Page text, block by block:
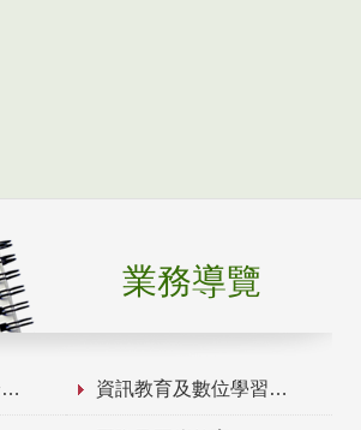
業務導覽
資訊教育及數位學習